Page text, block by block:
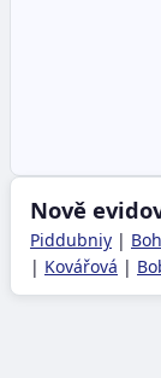
Nově
Piddubniy |
| Kovářová |